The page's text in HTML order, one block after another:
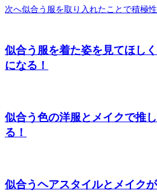
次へ似合う服を取り入れたことで積極
似合う服を着た姿を見てほし
になる！
似合う色の洋服とメイクで推
る！
似合うヘアスタイルとメイク